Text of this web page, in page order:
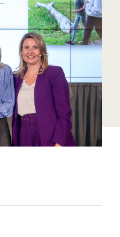
und Salzburg